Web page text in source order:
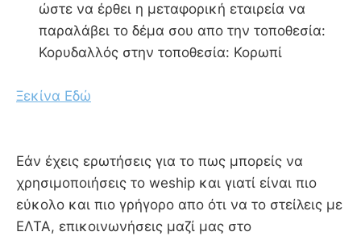
ώστε να έρθει η μεταφορική εταιρεία να
παραλάβει το δέμα σου απο την τοποθεσία:
Κορυδαλλός στην τοποθεσία: Κορωπί
Ξεκίνα Εδώ
Εάν έχεις ερωτήσεις για το πως μπορείς να
χρησιμοποιήσεις το weship και γιατί είναι πιο
εύκολο και πιο γρήγορο απο ότι να το στείλεις με
ΕΛΤΑ, επικοινωνήσεις μαζί μας στο